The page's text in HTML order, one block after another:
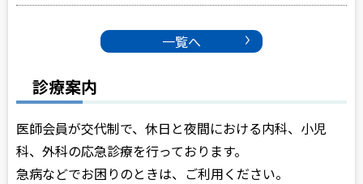
一覧へ
診療案内
医師会員が交代制で、休日と夜間における内科、小児
科、外科の応急診療を行っております。
急病などでお困りのときは、ご利用ください。